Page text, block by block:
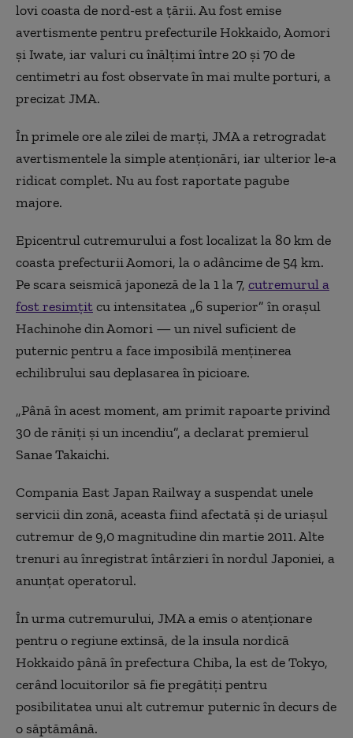
lovi coasta de nord-est a țării. Au fost emise
avertismente pentru prefecturile Hokkaido, Aomori
și Iwate, iar valuri cu înălțimi între 20 și 70 de
centimetri au fost observate în mai multe porturi, a
precizat JMA.
În primele ore ale zilei de marți, JMA a retrogradat
avertismentele la simple atenționări, iar ulterior le-a
ridicat complet. Nu au fost raportate pagube
majore.
Epicentrul cutremurului a fost localizat la 80 km de
coasta prefecturii Aomori, la o adâncime de 54 km.
Pe scara seismică japoneză de la 1 la 7, cutremurul a
fost resimțitcu intensitatea „6 superior” în orașul
Hachinohe din Aomori — un nivel suficient de
puternic pentru a face imposibilă menținerea
echilibrului sau deplasarea în picioare.
„Până în acest moment, am primit rapoarte privind
30 de răniți și un incendiu”, a declarat premierul
Sanae Takaichi.
Compania East Japan Railway a suspendat unele
servicii din zonă, aceasta fiind afectată și de uriașul
cutremur de 9,0 magnitudine din martie 2011. Alte
trenuri au înregistrat întârzieri în nordul Japoniei, a
anunțat operatorul.
În urma cutremurului, JMA a emis o atenționare
pentru o regiune extinsă, de la insula nordică
Hokkaido până în prefectura Chiba, la est de Tokyo,
cerând locuitorilor să fie pregătiți pentru
posibilitatea unui alt cutremur puternic în decurs de
o săptămână.